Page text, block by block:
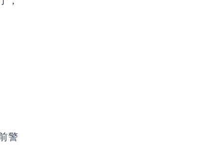
警